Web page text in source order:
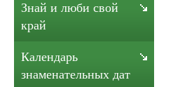
Знай и люби свой
край
Календарь
знаменательных дат